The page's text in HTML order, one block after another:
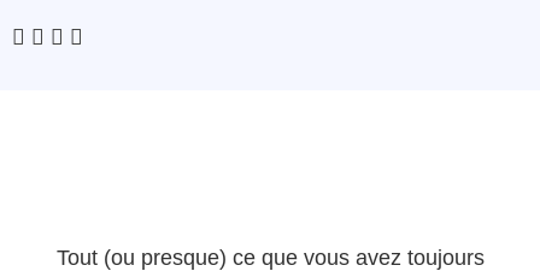
Tout (ou presque) ce que vous avez toujours